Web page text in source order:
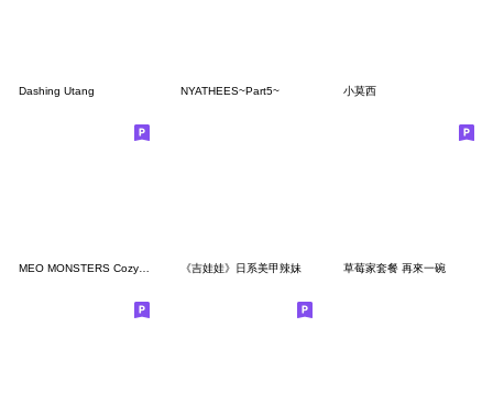
Dashing Utang NYATHEES~Part5~ 小莫西
MEO MONSTERS Cozy Moment 2 《吉娃娃》日系美甲辣妹 草莓家套餐 再來一碗